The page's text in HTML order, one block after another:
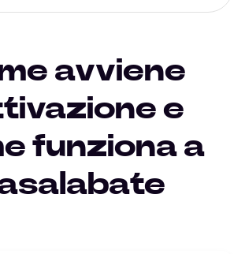
avviene
e
funziona a